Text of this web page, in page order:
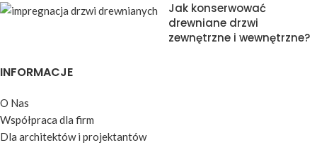
Jak konserwować
drewniane drzwi
zewnętrzne i wewnętrzne?
INFORMACJE
O Nas
Współpraca dla firm
Dla architektów i projektantów